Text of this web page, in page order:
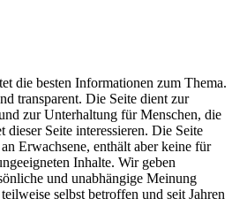
die besten Informationen zum Thema.
transparent. Die Seite dient zur
zur Unterhaltung für Menschen, die
dieser Seite interessieren. Die Seite
Erwachsene, enthält aber keine für
Inhalte. Wir geben
und unabhängige Meinung
selbst betroffen und seit Jahren